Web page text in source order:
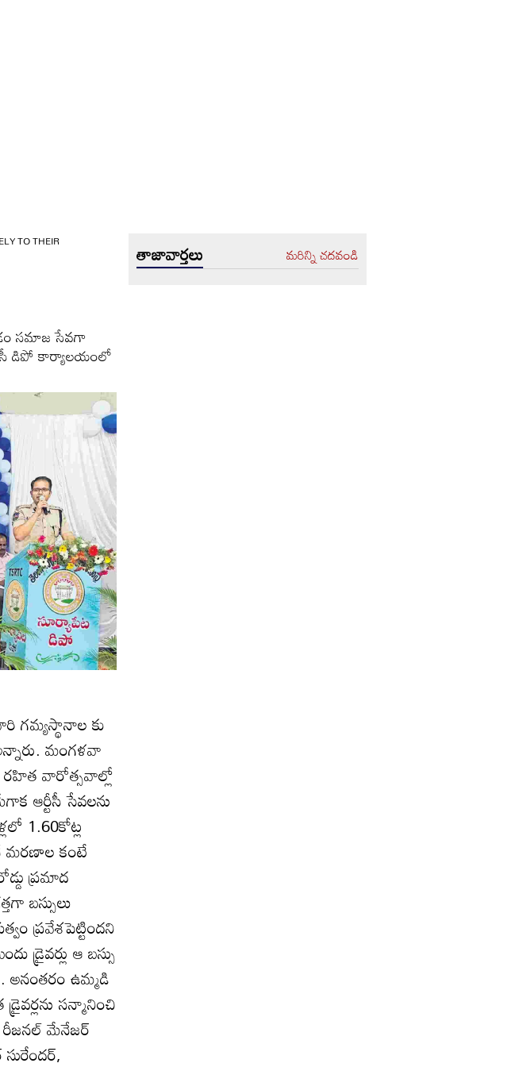
TO THEIR
సమాజ సేవగా
డిపో కార్యాలయంలో
గమ్యస్థానాల కు
మంగళవా
రహిత వారోత్సవాల్లో
ఆర్టీసీ సేవలను
1.60కోట్ల
మరణాల కంటే
ప్రమాద
బస్సులు
ప్రవేశపెట్టిందని
డ్రైవర్లు ఆ బస్సు
అనంతరం ఉమ్మడి
సన్మానించి
రీజనల్‌ మేనేజర్‌
తాజావార్తలు మరిన్ని చదవండి